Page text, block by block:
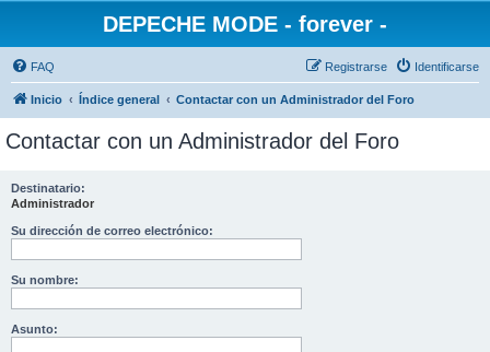
DEPECHE MODE - forever -
FAQ Identificarse
Registrarse
Inicio Índice general Contactar con un Administrador del Foro
Contactar con un Administrador del Foro
Destinatario:
Administrador
Su dirección de correo electrónico:
Su nombre:
Asunto: